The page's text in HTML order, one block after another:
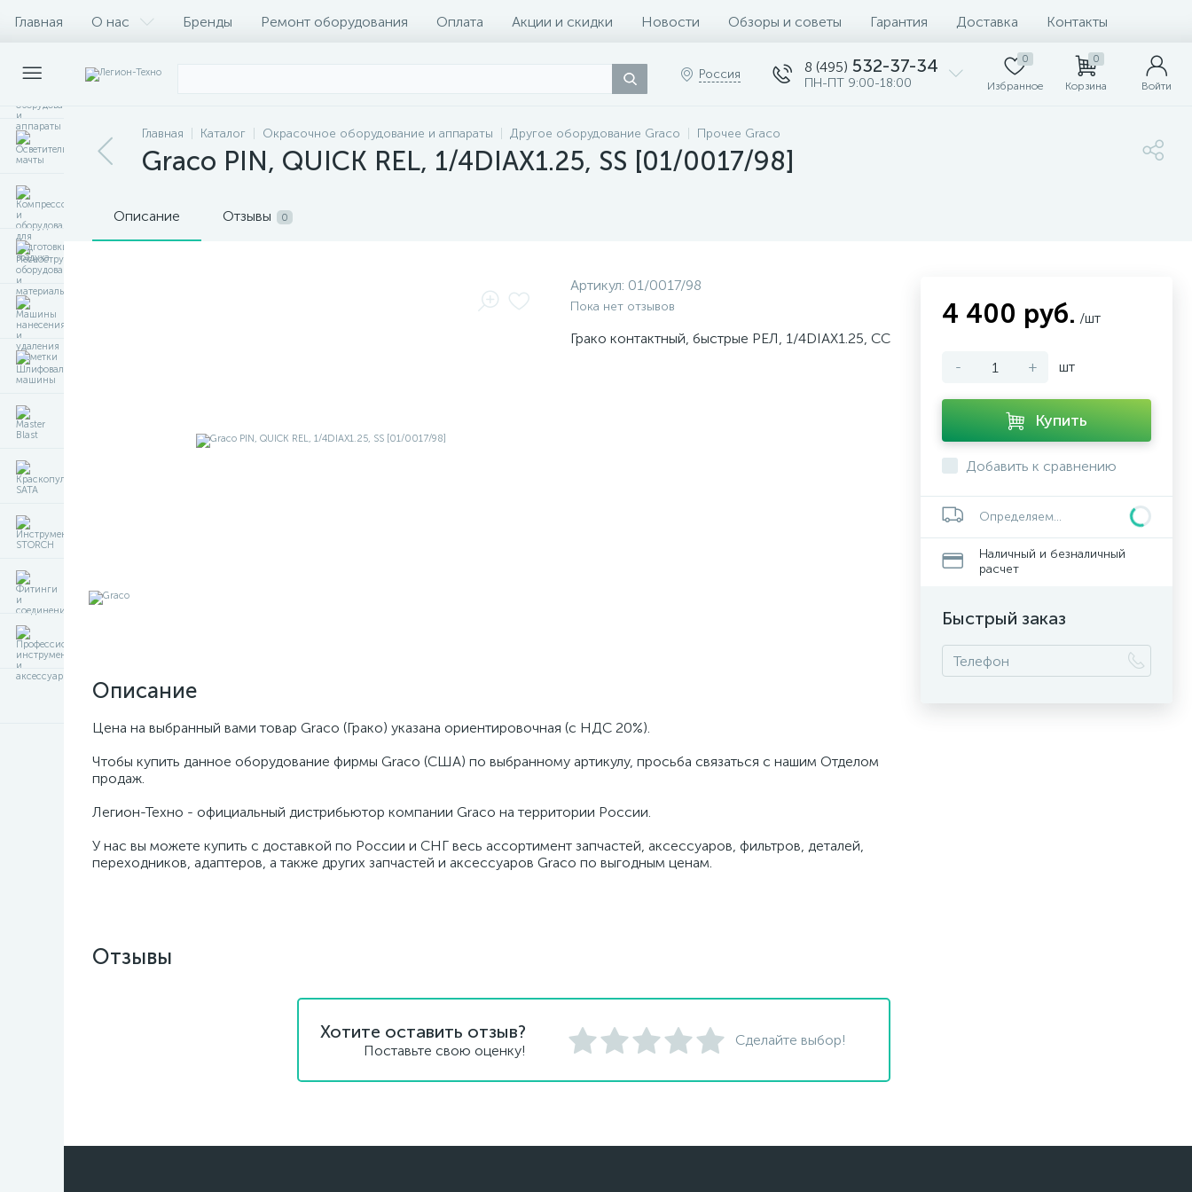
Главная О нас Бренды Ремонт оборудования Оплата Акции и скидки Новости Обзоры и советы Гарантия Доставка Контакты
Россия 8 (495) 532-37-34
ПН-ПТ 9:00-18:00
0
Избранное
0
Корзина Войти
Главная Каталог Окрасочное оборудование и аппараты Другое оборудование Graco Прочее Graco
Graco PIN, QUICK REL, 1/4DIAX1.25, SS [01/0017/98]
Описание Отзывы 0
Артикул: 01/0017/98
Пока нет отзывов
Грако контактный, быстрые РЕЛ, 1/4DIAX1.25, СС
Описание
Цена на выбранный вами товар Graco (Грако) указана ориентировочная (с НДС 20%).
Чтобы купить данное оборудование фирмы Graco (США) по выбранному артикулу, просьба связаться с нашим Отделом
продаж.
Легион-Техно - официальный дистрибьютор компании Graco на территории России.
У нас вы можете купить с доставкой по России и СНГ весь ассортимент запчастей, аксессуаров, фильтров, деталей,
переходников, адаптеров, а также других запчастей и аксессуаров Graco по выгодным ценам.
4 400 руб. /шт
- + шт
Купить
Добавить к сравнению
Определяем...
Наличный и безналичный
расчет
Быстрый заказ
Отзывы
Хотите оставить отзыв?
Поставьте свою оценку!
Сделайте выбор!